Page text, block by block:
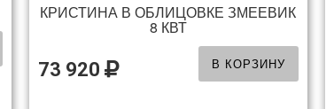
КРИСТИНА В ОБЛИЦОВКЕ ЗМЕЕВИК
8 КВТ
73 920 В КОРЗИНУ